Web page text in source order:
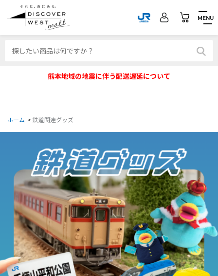
MENU
熊本地域の地震に伴う配送遅延について
ホーム > 鉄道関連グッズ